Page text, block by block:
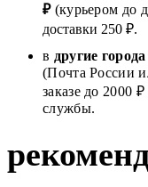
₽(курьером до
доставки 250 ₽.
в другие города
(Почта России
заказе до 2000
службы.